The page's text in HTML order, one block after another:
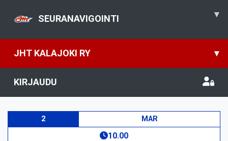
SEURANAVIGOINTI ▾
JHT KALAJOKI RY ▾
KIRJAUDU
2 MAR
10.00